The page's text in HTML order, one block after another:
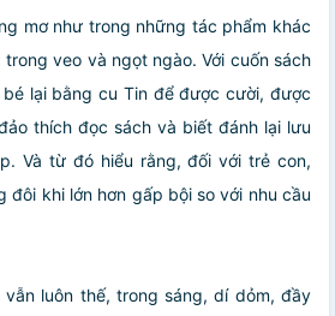
mơ như trong những tác phẩm khác
veo và ngọt ngào. Với cuốn sách
bé lại bằng cu Tin để được cười, được
thích đọc sách và biết đánh lại lưu
Và từ đó hiểu rằng, đối với trẻ con,
đôi khi lớn hơn gấp bội so với nhu cầu
vẫn luôn thế, trong sáng, dí dỏm, đầy